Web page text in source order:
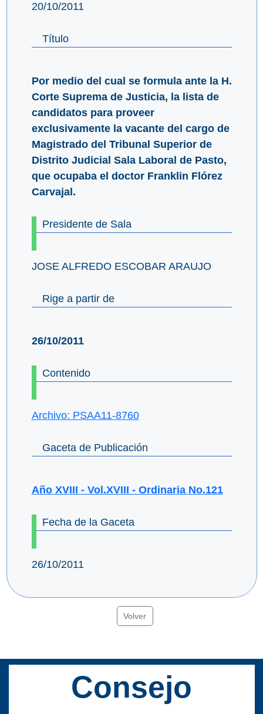
20/10/2011
Título
Por medio del cual se formula ante la H.
Corte Suprema de Justicia, la lista de
candidatos para proveer
exclusivamente la vacante del cargo de
Magistrado del Tribunal Superior de
Distrito Judicial Sala Laboral de Pasto,
que ocupaba el doctor Franklin Flórez
Carvajal.
Presidente de Sala
JOSE ALFREDO ESCOBAR ARAUJO
Rige a partir de
26/10/2011
Contenido
Archivo: PSAA11-8760
Gaceta de Publicación
Año XVIII - Vol.XVIII - Ordinaria No.121
Fecha de la Gaceta
26/10/2011
Volver
Consejo